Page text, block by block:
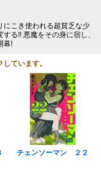
にこき使われる超貧乏な少
る!! 悪魔をその身に宿し、
幕!
ています。
チェンソーマン ２２